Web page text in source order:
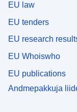
EU law
EU tenders
EU research
EU Whoiswho
EU publications
Andmepakkuja